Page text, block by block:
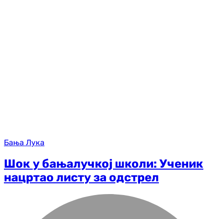
Бања Лука
Шок у бањалучкој школи: Ученик
нацртао листу за одстрел